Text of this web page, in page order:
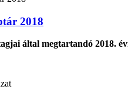
2018
által megtartandó 2018.